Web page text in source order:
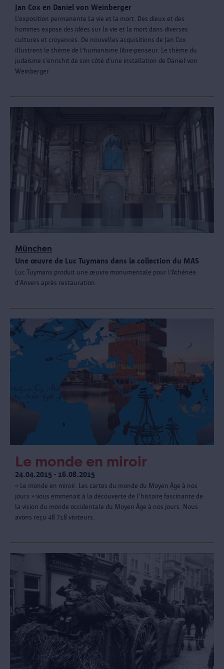
Jan Cox en Daniel von Weinberger
L’exposition permanente La vie et la mort. Des dieux et des
hommes expose des idées sur la vie et la mort dans diverses
cultures et croyances. De nouvelles acquisitions de Jan Cox
illustrent le thème de l’humanisme libre-penseur. Le thème du
judaïsme s’enrichit de son côté d’une installation de Daniel von
Weinberger.
München
Une œuvre de Luc Tuymans dans la collection du MAS
Luc Tuymans produit une œuvre monumentale pour l’Athénée
d’Anvers après restauration.
Le monde en miroir
24.04.2015 - 16.08.2015
« Le monde en miroir. Les cartes du monde du Moyen Âge à nos
jours » vous emmenait à la découverte de l'histoire fascinante de
la vision du monde occidentale du Moyen Âge à nos jours. Nous
avons reçu 48 718 visiteurs.